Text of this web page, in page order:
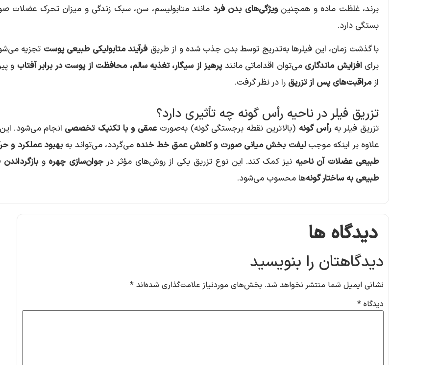
برند، غلظت ماده و همچنینویژگی‌های بدن فرد مانند متابولیسم، سن، سبک زندگی و میزان تحرک عضلات
بستگی دارد.
با گذشت زمان، این فیلرها به‌تدریج توسط بدن جذب شده و از طریقفرآیند متابولیکی طبیعی پوست تجزیه
برایافزایش ماندگاری می‌توان اقداماتی مانندپرهیز از سیگار، تغذیه سالم، محافظت از پوست در برابر آفتاب و
ازمراقبت‌های پس از تزریق را در نظر گرفت.
تزریق فیلر در ناحیه رأس گونه چه تأثیری دارد؟
تزریق فیلر بهرأس گونه (بالاترین نقطه برجستگی گونه) به‌صورتعمقی و با تکنیک تخصصی انجام می‌شود. این
علاوه بر اینکه موجبلیفت بخش میانی صورت و کاهش عمق خط خنده می‌گردد، می‌تواند بهبهبود عملکرد و
طبیعی عضلات آن ناحیه نیز کمک کند. این نوع تزریق یکی از روش‌های مؤثر در جوان‌سازی چهره و
طبیعی به ساختار گونه‌ها محسوب می‌شود.
دیدگاه ها
دیدگاهتان را بنویسید
نشانی ایمیل شما منتشر نخواهد شد. بخش‌های موردنیاز علامت‌گذاری شده‌اند *
دیدگاه *